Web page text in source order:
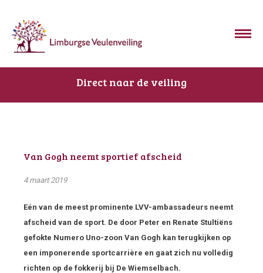
Direct naar de veiling
Van Gogh neemt sportief afscheid
4 maart 2019
Eén van de meest prominente LVV-ambassadeurs neemt
afscheid van de sport. De door Peter en Renate Stultiëns
gefokte Numero Uno-zoon Van Gogh kan terugkijken op
een imponerende sportcarrière en gaat zich nu volledig
richten op de fokkerij bij De Wiemselbach.